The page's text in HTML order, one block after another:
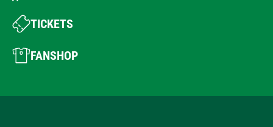
TICKETS
FANSHOP